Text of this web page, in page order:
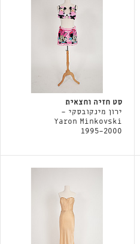
סט חזיה וחצאית
ירון מינקובסקי -
Yaron Minkovski
1995-2000